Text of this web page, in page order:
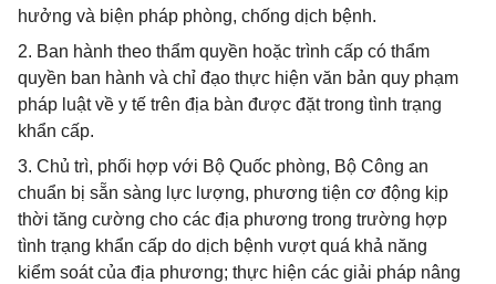
hưởng và biện pháp phòng, chống dịch bệnh.
2. Ban hành theo thẩm quyền hoặc trình cấp có thẩm
quyền ban hành và chỉ đạo thực hiện văn bản quy phạm
pháp luật về y tế trên địa bàn được đặt trong tình trạng
khẩn cấp.
3. Chủ trì, phối hợp với Bộ Quốc phòng, Bộ Công an
chuẩn bị sẵn sàng lực lượng, phương tiện cơ động kịp
thời tăng cường cho các địa phương trong trường hợp
tình trạng khẩn cấp do dịch bệnh vượt quá khả năng
kiểm soát của địa phương; thực hiện các giải pháp nâng